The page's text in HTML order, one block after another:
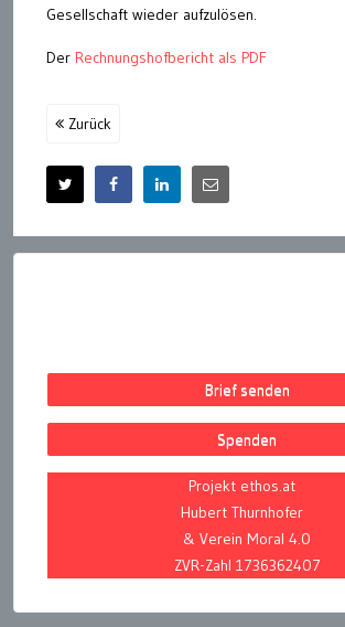
Gesellschaft wieder aufzulösen.
Der Rechnungshofbericht als PDF
Zurück
Brief senden
Spenden
Projekt ethos.at
Hubert Thurnhofer
& Verein Moral 4.0
ZVR-Zahl 1736362407